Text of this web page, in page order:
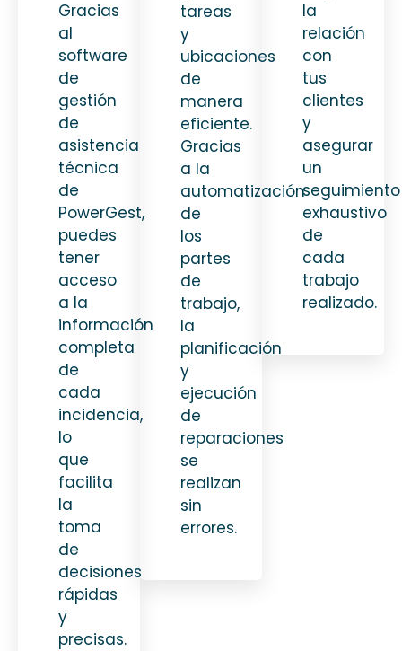
Gracias
al
software
de
gestión
de
asistencia
técnica
de
PowerGest,
puedes
tener
acceso
a la
información
completa
de
cada
incidencia,
lo
que
facilita
la
toma
de
decisiones
rápidas
y
precisas.
tareas
y
ubicaciones
de
manera
eficiente.
Gracias
a la
automatización
de
los
partes
de
trabajo,
la
planificación
y
ejecución
de
reparaciones
se
realizan
sin
errores.
la
relación
con
tus
clientes
y
asegurar
un
seguimiento
exhaustivo
de
cada
trabajo
realizado.